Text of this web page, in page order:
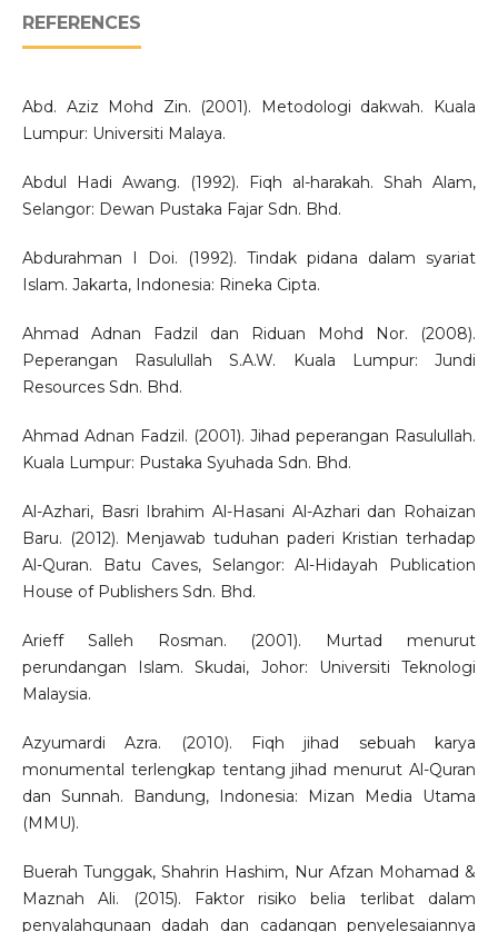
REFERENCES
Abd. Aziz Mohd Zin. (2001). Metodologi dakwah. Kuala
Lumpur: Universiti Malaya.
Abdul Hadi Awang. (1992). Fiqh al-harakah. Shah Alam,
Selangor: Dewan Pustaka Fajar Sdn. Bhd.
Abdurahman I Doi. (1992). Tindak pidana dalam syariat
Islam. Jakarta, Indonesia: Rineka Cipta.
Ahmad Adnan Fadzil dan Riduan Mohd Nor. (2008).
Peperangan Rasulullah S.A.W. Kuala Lumpur: Jundi
Resources Sdn. Bhd.
Ahmad Adnan Fadzil. (2001). Jihad peperangan Rasulullah.
Kuala Lumpur: Pustaka Syuhada Sdn. Bhd.
Al-Azhari, Basri Ibrahim Al-Hasani Al-Azhari dan Rohaizan
Baru. (2012). Menjawab tuduhan paderi Kristian terhadap
Al-Quran. Batu Caves, Selangor: Al-Hidayah Publication
House of Publishers Sdn. Bhd.
Arieff Salleh Rosman. (2001). Murtad menurut
perundangan Islam. Skudai, Johor: Universiti Teknologi
Malaysia.
Azyumardi Azra. (2010). Fiqh jihad sebuah karya
monumental terlengkap tentang jihad menurut Al-Quran
dan Sunnah. Bandung, Indonesia: Mizan Media Utama
(MMU).
Buerah Tunggak, Shahrin Hashim, Nur Afzan Mohamad &
Maznah Ali. (2015). Faktor risiko belia terlibat dalam
penyalahgunaan dadah dan cadangan penyelesaiannya